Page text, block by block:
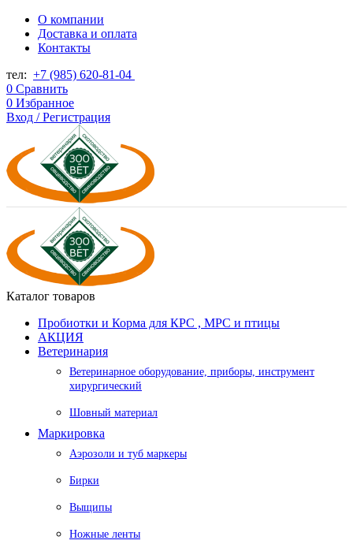
О компании
Доставка и оплата
Контакты
тел: +7 (985) 620-81-04
0 Сравнить
0 Избранное
Вход / Регистрация
Каталог товаров
Пробиотки и Корма для КРС , МРС и птицы
АКЦИЯ
Ветеринария
Ветеринарное оборудование, приборы, инструмент
хирургический
Шовный материал
Маркировка
Аэрозоли и туб маркеры
Бирки
Выщипы
Ножные ленты